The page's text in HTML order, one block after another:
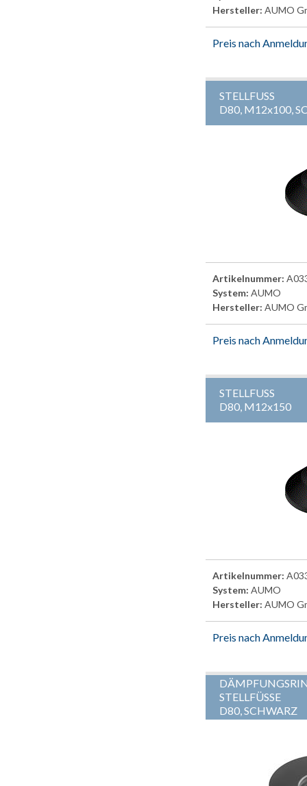
Hersteller: AUMO
Preis nach
STELLFUSS
D80, M12x100,
Artikelnummer:
System: AUMO
Hersteller: AUMO
Preis nach
STELLFUSS
D80, M12x150
Artikelnummer:
System: AUMO
Hersteller: AUMO
Preis nach
STELLFÜSSE
D80, SCHWARZ